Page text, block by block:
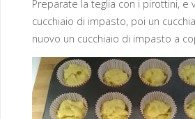
Preparate la teglia con i pirottini, e
cucchiaio di impasto, poi un
nuovo un cucchiaio di impasto a